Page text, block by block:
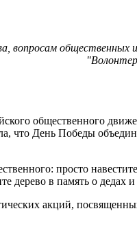
общественных
общественного
что День Победы
просто
дерево в память о дедах
акций,